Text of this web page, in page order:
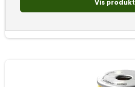
Vis produkt